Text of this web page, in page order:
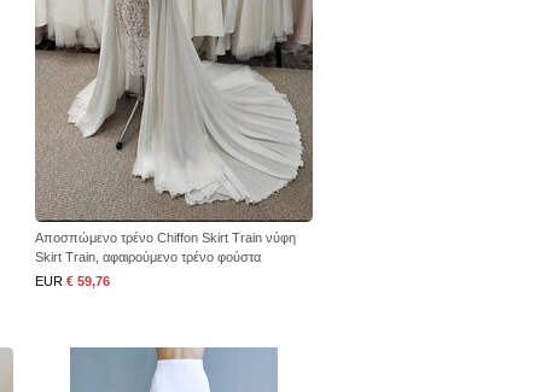
Αποσπώμενο τρένο Chiffon Skirt Train νύφη
Skirt Train, αφαιρούμενο τρένο φούστα
προσαρμοσμένο μέγεθος
EUR € 59,76